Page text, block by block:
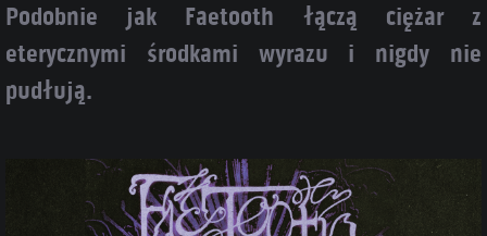
Podobnie jak Faetooth łączą ciężar z
eterycznymi środkami wyrazu i nigdy nie
pudłują.